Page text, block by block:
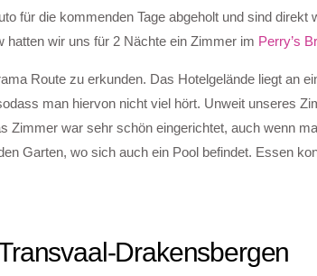
für die kommenden Tage abgeholt und sind direkt
wir uns für 2 Nächte ein Zimmer im Perry’s
Route zu erkunden. Das Hotelgelände liegt an
man hiervon nicht viel hört. Unweit unseres
war sehr schön eingerichtet, auch wenn
Garten, wo sich auch ein Pool befindet. Essen
Drakensbergen